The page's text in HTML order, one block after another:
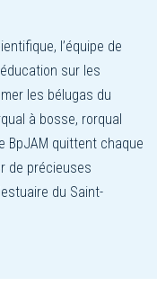
l’équipe de
sur les
les bélugas du
à bosse, rorqual
BpJAM quittent chaque
de précieuses
du Saint-